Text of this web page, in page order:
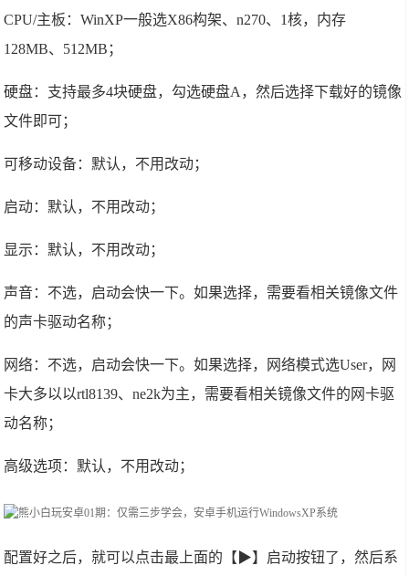
CPU/主板：WinXP一般选X86构架、n270、1核，内存
128MB、512MB；
硬盘：支持最多4块硬盘，勾选硬盘A，然后选择下载好的镜像
文件即可；
可移动设备：默认，不用改动；
启动：默认，不用改动；
显示：默认，不用改动；
声音：不选，启动会快一下。如果选择，需要看相关镜像文件
的声卡驱动名称；
网络：不选，启动会快一下。如果选择，网络模式选User，网
卡大多以以rtl8139、ne2k为主，需要看相关镜像文件的网卡驱
动名称；
高级选项：默认，不用改动；
配置好之后，就可以点击最上面的【▶】启动按钮了，然后系